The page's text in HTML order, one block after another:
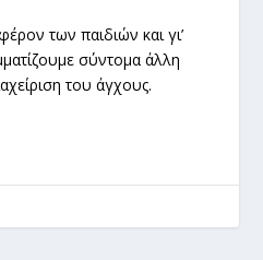
των παιδιών και γι’
σύντομα άλλη
του άγχους.